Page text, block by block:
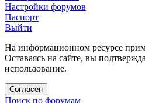
Настройки форумов
Паспорт
Выйти
На информационном ресурсе
Оставаясь на сайте, вы
использование.
Согласен
Поиск по форумам